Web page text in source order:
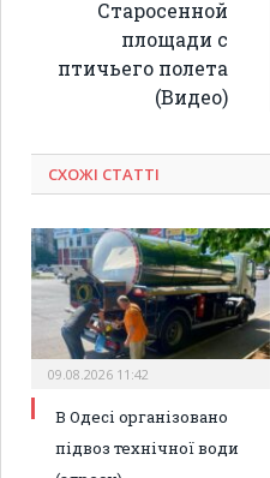
Старосенной
площади с
птичьего полета
(Видео)
СХОЖІ СТАТТІ
09.08.2026 11:42
В Одесі організовано
підвоз технічної води